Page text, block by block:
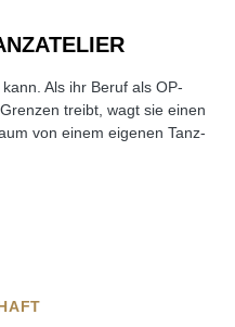
Als ihr Beruf als OP-
treibt, wagt sie einen
von einem eigenen Tanz-